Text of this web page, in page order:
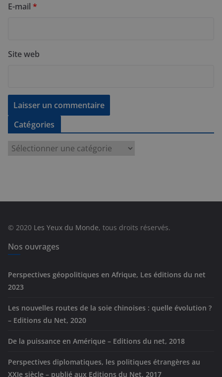
E-mail *
Site web
Catégories
e
s
© 2020 Les Yeux du Monde, tous droits réservés.
Nos ouvrages
Perspectives géopolitiques en Afrique, Les éditions du net
2023
Les nouvelles routes de la soie chinoises : quelle évolution ?
– Editions du Net, 2020
De la puissance en Amérique – Editions du net, 2018
Perspectives diplomatiques, les politiques étrangères au
XXIe siècle – publié aux Editions du Net, 2017